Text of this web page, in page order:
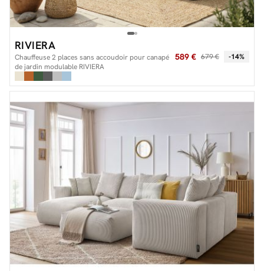
RIVIERA
Chauffeuse 2 places sans accoudoir pour canapé
de jardin modulable RIVIERA
589 € 679 € -14%